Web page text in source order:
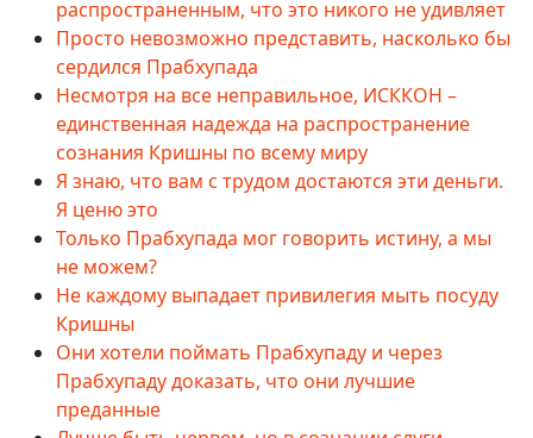
распространенным, что это никого не удивляет
Просто невозможно представить, насколько бы
сердился Прабхупада
Несмотря на все неправильное, ИСККОН –
единственная надежда на распространение
сознания Кришны по всему миру
Я знаю, что вам с трудом достаются эти деньги.
Я ценю это
Только Прабхупада мог говорить истину, а мы
не можем?
Не каждому выпадает привилегия мыть посуду
Кришны
Они хотели поймать Прабхупаду и через
Прабхупаду доказать, что они лучшие
преданные